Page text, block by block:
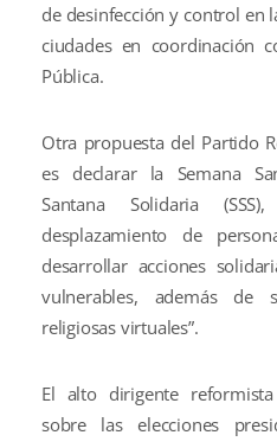
de desinfección y control en
ciudades en coordinación
Pública.
Otra propuesta del Partido
es declarar la Semana
Santana Solidaria
desplazamiento de
desarrollar acciones
vulnerables, además de
religiosas virtuales”.
El alto dirigente
sobre las elecciones